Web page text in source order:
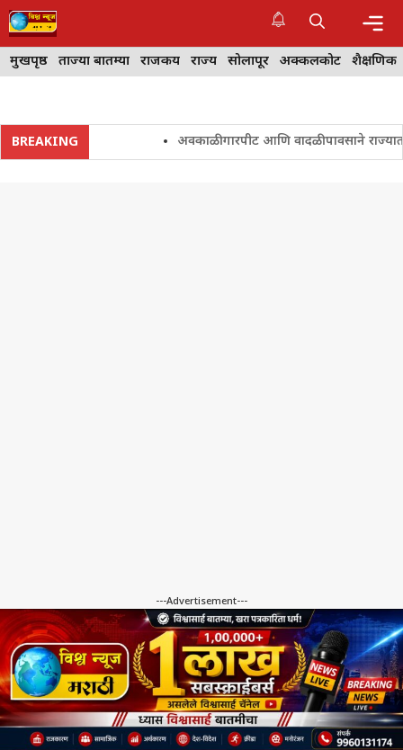
Skip
to
content
मुखपृष्ठ ताज्या बातम्या राजकीय राज्य सोलापूर अक्कलकोट शैक्षणिक
BREAKING अवकाळी गारपीट आणि वादळी पावसाने राज्यातील
---Advertisement---